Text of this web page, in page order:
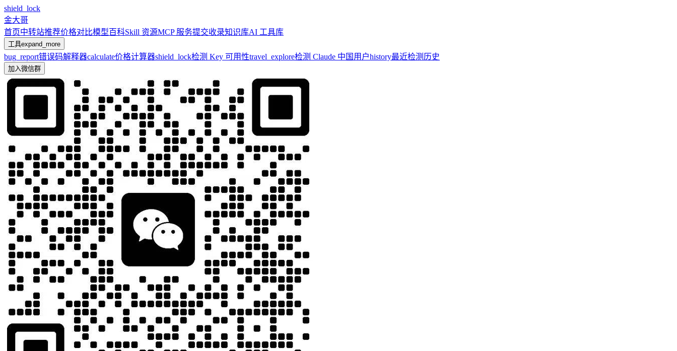
shield_lock
金大哥
首页中转站推荐价格对比模型百科Skill 资源MCP 服务提交收录知识库AI 工具库
工具expand_more
bug_report错误码解释器calculate价格计算器shield_lock检测 Key 可用性travel_explore检测 Claude 中国用户history最近检测历史
加入微信群